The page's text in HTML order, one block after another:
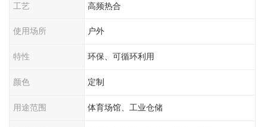
工艺 高频热合
使用场所 户外
特性 环保、可循环利用
颜色 定制
用途范围 体育场馆、工业仓储